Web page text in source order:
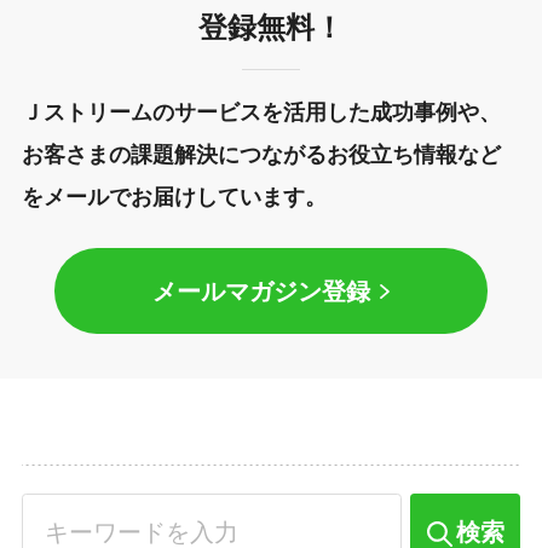
登録無料！
Ｊストリームのサービスを活用した成功事例や、
お客さまの課題解決につながるお役立ち情報など
をメールでお届けしています。
メールマガジン登録
検索